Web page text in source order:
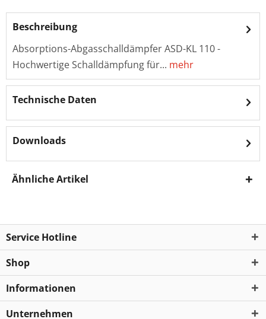
Beschreibung
Absorptions-Abgasschalldämpfer ASD-KL 110 -
Hochwertige Schalldämpfung für... mehr
Technische Daten
Downloads
Ähnliche Artikel
Service Hotline
Shop
Informationen
Unternehmen